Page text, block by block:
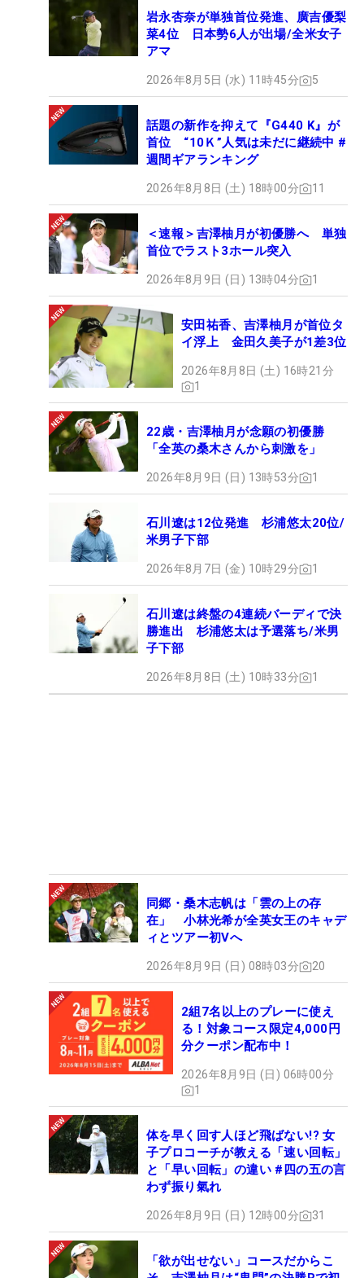
そのため遠征費なども潤沢に出るわけではない。
「ゴルフというとお金持ちがやるというイメージが
だ”というコメントなんかを見ることもあるんですけ
ど、研修生という道を選んで、自分で資金を捻出し
ながらプロを目指す子は私以外にもたくさんいま
す。時給で働いていたこともありましたよ
ひとりずつくらいは同年代の方が合格していたの
で、私も続くぞ」ということもモチベーションにな
っていた。
安心したのもつかの間。ここからはQTに向け準備を
進めていく。まだ単年登録でツアー出場が可能だっ
た18年以前にもQTは受けていたが、当時について
は「言い方は悪いけど“受けられるから受ける”とい
う感覚でした。選手として実績もなかったし、プロ
テストの流れで受けていただけという感じで」と振
り返る。19年からはプロテストに合格しないとQT
への参加もできなくなった。「その価値が身に染み
ました」。今度は参加するだけではなく、「頑張っ
て上位に入って、レギュラーツアーにいきたい」と
「白山ビレッジで日本女子オープンがあった時（19
年）、私はスタッフとして仕事をしていたんですけ
くれて、ファンのみなさんにサインとかもずっとし
ている姿を見ました。プロとしてもかっこいいけ
ど、人間性も見習いたい」というツアー通算13勝の
成田美寿々が、目指すべきプロ像だ。選んだ道はひ
岩永杏奈が単独首位発進、廣吉優梨
菜4位 日本勢6人が出場/全米女子
アマ
2026年8月5日 (水) 11時45分 5
話題の新作を抑えて『G440 K』が
首位 “10Ｋ”人気は未だに継続中 #
週間ギアランキング
2026年8月8日 (土) 18時00分 11
＜速報＞吉澤柚月が初優勝へ 単独
首位でラスト3ホール突入
2026年8月9日 (日) 13時04分 1
安田祐香、吉澤柚月が首位タ
イ浮上 金田久美子が1差3位
2026年8月8日 (土) 16時21分
1
22歳・吉澤柚月が念願の初優勝
「全英の桑木さんから刺激を」
2026年8月9日 (日) 13時53分 1
石川遼は12位発進 杉浦悠太20位/
米男子下部
2026年8月7日 (金) 10時29分 1
石川遼は終盤の4連続バーディで決
勝進出 杉浦悠太は予選落ち/米男
子下部
2026年8月8日 (土) 10時33分 1
同郷・桑木志帆は「雲の上の存
在」 小林光希が全英女王のキャデ
ィとツアー初Vへ
2026年8月9日 (日) 08時03分 20
2組7名以上のプレーに使え
る！対象コース限定4,000円
分クーポン配布中！
2026年8月9日 (日) 06時00分
1
体を早く回す人ほど飛ばない!? 女
子プロコーチが教える「速い回転」
と「早い回転」の違い #四の五の言
わず振り氣れ
2026年8月9日 (日) 12時00分 31
「欲が出せない」コースだからこ